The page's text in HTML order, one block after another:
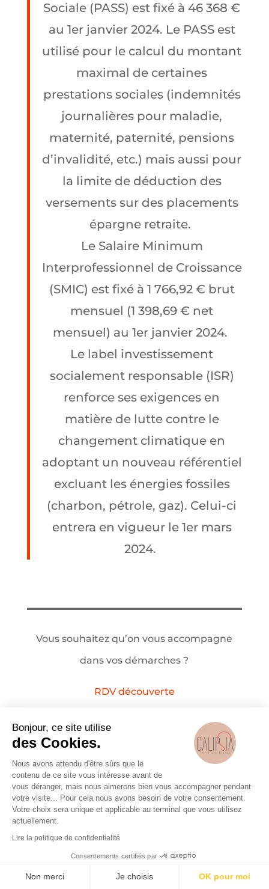
Sociale (PASS) est fixé à 46 368 €
au 1er janvier 2024. Le PASS est
utilisé pour le calcul du montant
maximal de certaines
prestations sociales (indemnités
journalières pour maladie,
maternité, paternité, pensions
d’invalidité, etc.) mais aussi pour
la limite de déduction des
versements sur des placements
épargne retraite.
Le Salaire Minimum
Interprofessionnel de Croissance
(SMIC) est fixé à 1 766,92 € brut
mensuel (1 398,69 € net
mensuel) au 1er janvier 2024.
Le label investissement
socialement responsable (ISR)
renforce ses exigences en
matière de lutte contre le
changement climatique en
adoptant un nouveau référentiel
excluant les énergies fossiles
(charbon, pétrole, gaz). Celui-ci
entrera en vigueur le 1er mars
2024.
Vous souhaitez qu’on vous accompagne
dans vos démarches ?
RDV découverte
Articles récents
Les nouveautés en matière de retraite
Déclaration impôts sur les revenus 2026 :
infos utiles
Lois de finances 2026 : ce qui change et ce
qui ne change pas (encore) pour vous
Bonjour, ce site utilise
des Cookies.
Nous avons attendu d'être sûrs que le
contenu de ce site vous intéresse avant de
vous déranger, mais nous aimerons bien vous accompagner pendant
votre visite... Pour cela nous avons besoin de votre consentement.
Votre choix sera unique et applicable au terminal que vous utilisez
actuellement.
Lire la politique de confidentialité
Consentements certifiés par
Non merci Je choisis OK pour moi